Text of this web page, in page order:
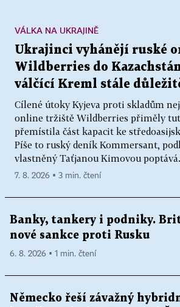
Ukrajinci vyhánějí ruské
Wildberries do
válčící Kreml stále
Cílené útoky Kyjeva proti skladům
online tržiště Wildberries přiměly
přemístila část kapacit ke
Píše to ruský deník Kommersant,
vlastněný Taťjanou Kimovou
VÁLKA NA UKRAJINĚ
7. 8. 2026 ▪ 3 min. čtení
Banky, tankery i podniky.
nové sankce proti Rusku
6. 8. 2026 ▪ 1 min. čtení
Německo řeší závažný